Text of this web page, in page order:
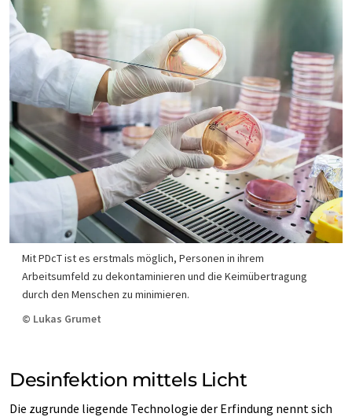
Mit PDcT ist es erstmals möglich, Personen in ihrem
Arbeitsumfeld zu dekontaminieren und die Keimübertragung
durch den Menschen zu minimieren.
© Lukas Grumet
Desinfektion mittels Licht
Die zugrunde liegende Technologie der Erfindung nennt sich